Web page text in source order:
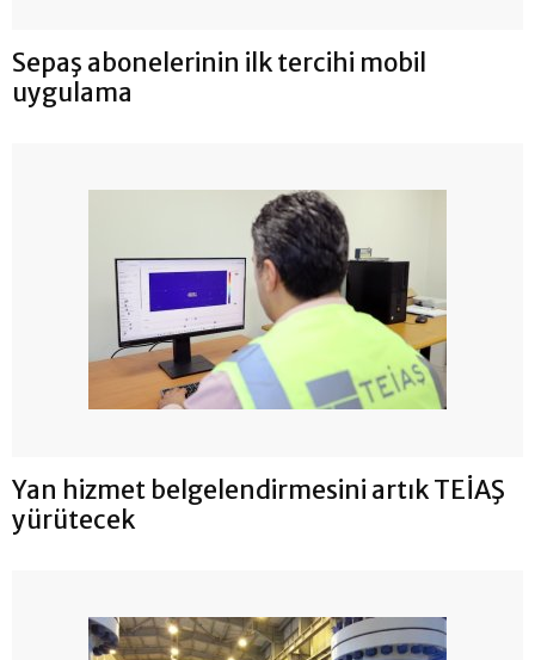
Sepaş abonelerinin ilk tercihi mobil
uygulama
Yan hizmet belgelendirmesini artık TEİAŞ
yürütecek